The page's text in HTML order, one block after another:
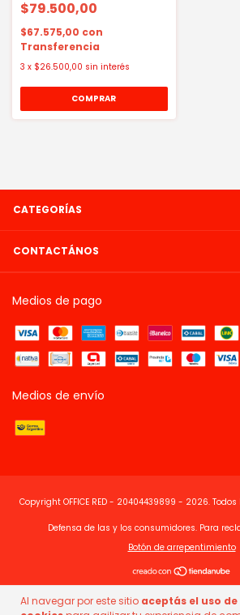
Al navegar por este sitio aceptás el uso de
$79.500,00
$67.575,00 con
Transferencia
3 x $26.500,00 sin interés
CATEGORÍAS
CONTACTÁNOS
Medios de pago
Medios de envío
Copyright OFFICE RED - 20404439899 - 2026.
Defensa de las y los consumidores. Para
Botón de arrepentimiento